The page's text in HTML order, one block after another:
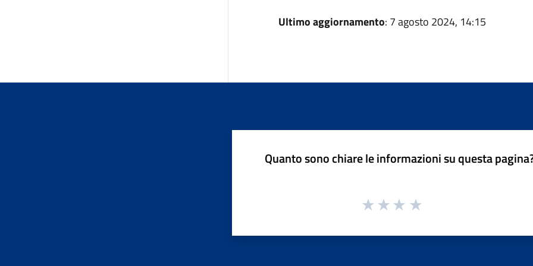
Ultimo aggiornamento: 7 agosto 2024, 14:15
Quanto sono chiare le informazioni su questa